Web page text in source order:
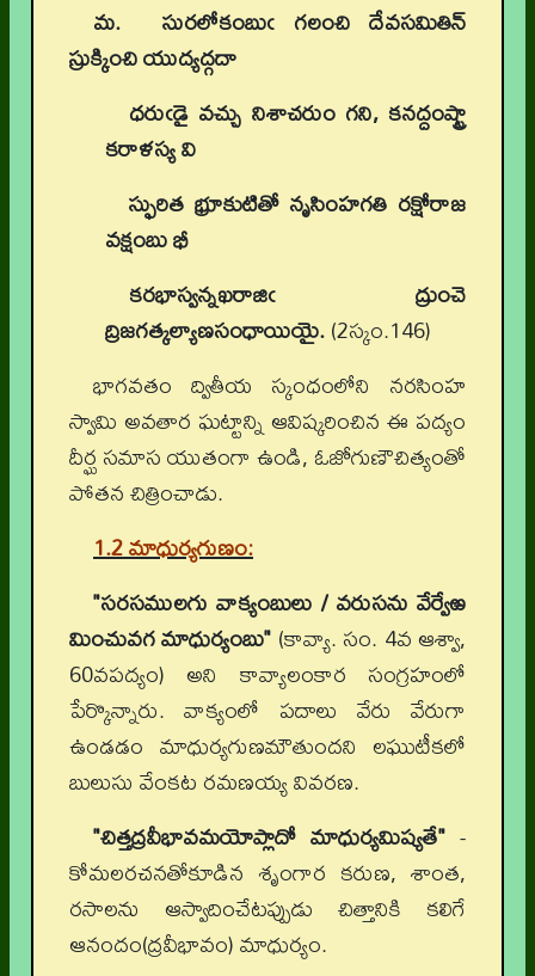
మ. సురలోకంబుఁ గలంచి దేవసమితిన్
స్రుక్కించి యుద్యద్గదా
ధరుఁడై వచ్చు నిశాచరుం గని, కనద్దంష్ట్రా
కరాళస్య వి
స్ఫురిత భ్రూకుటితో నృసింహగతి రక్షోరాజ
వక్షంబు భీ
కరభాస్వన్నఖరాజిఁ ద్రుంచె
ద్రిజగత్కల్యాణసంధాయియై.(2స్కం.146)
భాగవతం ద్వితీయ స్కంధంలోని నరసింహ
స్వామి అవతార ఘట్టాన్ని ఆవిష్కరించిన ఈ పద్యం
దీర్ఘ సమాస యుతంగా ఉండి, ఓజోగుణౌచిత్యంతో
పోతన చిత్రించాడు.
1.2 మాధుర్యగుణం:
"సరసములగు వాక్యంబులు / వరుసను వేర్వేఱ
మించువగ మాధుర్యంబు"(కావ్యా. సం. 4వ ఆశ్వా,
60వపద్యం) అని కావ్యాలంకార సంగ్రహంలో
పేర్కొన్నారు. వాక్యంలో పదాలు వేరు వేరుగా
ఉండడం మాధుర్యగుణమౌతుందని లఘుటీకలో
బులుసు వేంకట రమణయ్య వివరణ.
"చిత్తద్రవీభావమయోప్లాదో మాధుర్యమిష్యతే" -
కోమలరచనతోకూడిన శృంగార కరుణ, శాంత,
రసాలను ఆస్వాదించేటప్పుడు చిత్తానికి కలిగే
ఆనందం(ద్రవీభావం) మాధుర్యం.